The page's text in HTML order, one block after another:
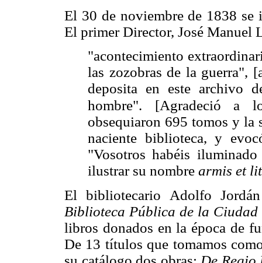
El 30 de noviembre de 1838
El primer Director, José Manuel
"acontecimiento
las zozobras de la guerra",
deposita en este archivo
hombre". [Agradeció a
obsequiaron 695 tomos y la
naciente biblioteca, y
"Vosotros habéis
ilustrar su nombre armis et
El bibliotecario Adolfo
Biblioteca Pública de la
libros donados en la época de
De 13 títulos que tomamos